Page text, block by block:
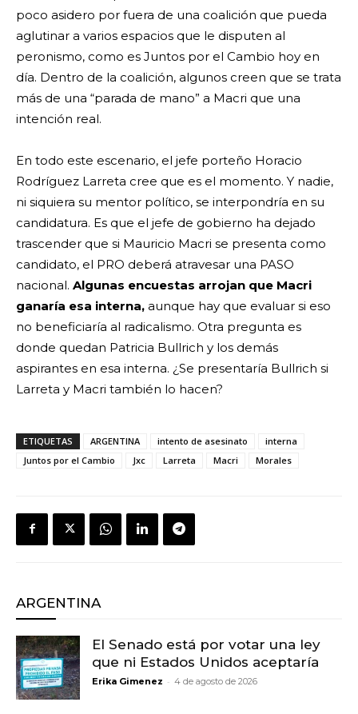
poco asidero por fuera de una coalición que pueda
aglutinar a varios espacios que le disputen al
peronismo, como es Juntos por el Cambio hoy en
día. Dentro de la coalición, algunos creen que se trata
más de una “parada de mano” a Macri que una
intención real.
En todo este escenario, el jefe porteño Horacio
Rodríguez Larreta cree que es el momento. Y nadie,
ni siquiera su mentor político, se interpondría en su
candidatura. Es que el jefe de gobierno ha dejado
trascender que si Mauricio Macri se presenta como
candidato, el PRO deberá atravesar una PASO
nacional. Algunas encuestas arrojan que Macri
ganaría esa interna, aunque hay que evaluar si eso
no beneficiaría al radicalismo. Otra pregunta es
donde quedan Patricia Bullrich y los demás
aspirantes en esa interna. ¿Se presentaría Bullrich si
Larreta y Macri también lo hacen?
ETIQUETAS ARGENTINA intento de asesinato
interna
Juntos por el Cambio
Jxc Larreta Macri Morales
ARGENTINA
El Senado está por votar una ley
que ni Estados Unidos aceptaría
Erika Gimenez - 4 de agosto de 2026